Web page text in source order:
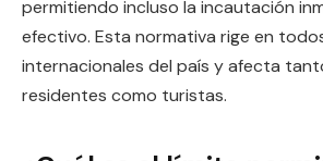
permitiendo incluso la incautación
efectivo. Esta normativa rige en
internacionales del país y afecta
residentes como turistas.